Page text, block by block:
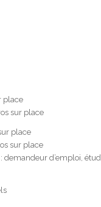
place
sur place
place
sur place
d’emploi,